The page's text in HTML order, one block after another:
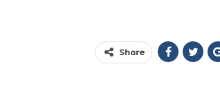
Share